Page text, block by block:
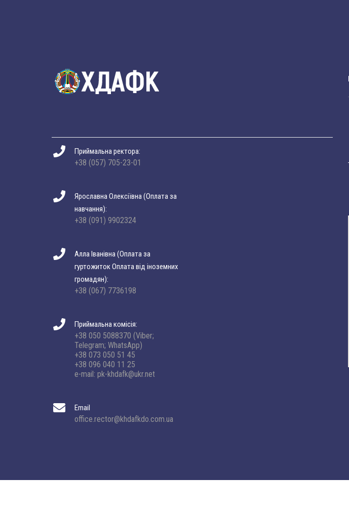
Приймальна ректора:
+38 (057) 705-23-01
Ярославна Олексіївна (Оплата за
навчання):
+38 (091) 9902324
Алла Іванівна (Оплата за
гуртожиток Оплата від іноземних
громадян):
+38 (067) 7736198
Приймальна комісія:
+38 050 5088370 (Viber;
Telegram; WhatsApp)
+38 073 050 51 45
+38 096 040 11 25
e-mail: pk-khdafk@ukr.net
Email
office.rector@khdafkdo.com.ua